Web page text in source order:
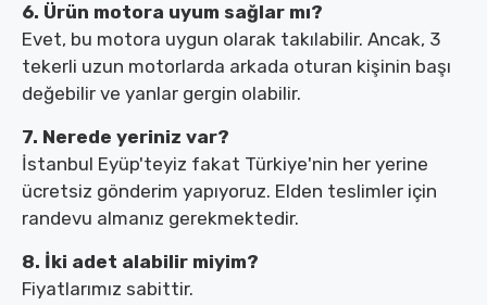
6. Ürün motora uyum sağlar mı?
Evet, bu motora uygun olarak takılabilir. Ancak, 3
tekerli uzun motorlarda arkada oturan kişinin başı
değebilir ve yanlar gergin olabilir.
7. Nerede yeriniz var?
İstanbul Eyüp'teyiz fakat Türkiye'nin her yerine
ücretsiz gönderim yapıyoruz. Elden teslimler için
randevu almanız gerekmektedir.
8. İki adet alabilir miyim?
Fiyatlarımız sabittir.